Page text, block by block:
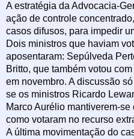
A estratégia da Advocacia-
ação de controle
casos difusos, para impedir
Dois ministros que haviam
aposentaram: Sepúlveda
Britto, que também votou
em novembro. A discussão
se os ministros Ricardo
Marco Aurélio mantiverem-
como votaram no recurso
A última movimentação do